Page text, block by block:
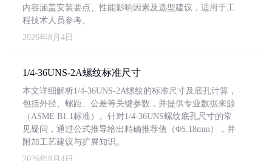
内容涵盖安装要点、性能影响因素及选型建议，适用于工
程技术人员参考。
2026年8月4日
1/4-36UNS-2A螺纹标准尺寸
本文详细解析1/4-36UNS-2A螺纹的标准尺寸及底孔计算，
包括外径、螺距、公差等关键参数，并提供专业数据来源
（ASME B1.1标准）。针对1/4-36UNS螺纹底孔尺寸的常
见疑问，通过公式推导给出精确推荐值（Φ5.18mm），并
附加工艺建议与扩展知识。
2026年8月4日